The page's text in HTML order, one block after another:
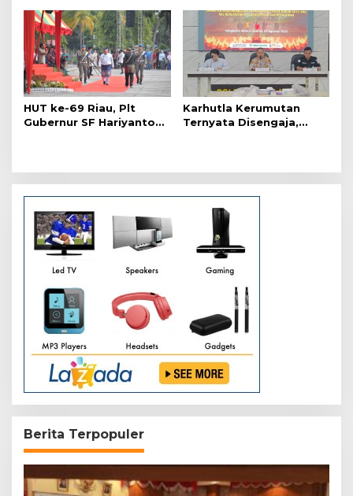
Kemiskinan
HUT ke-69 Riau, Plt
Gubernur SF Hariyanto
Karhutla Kerumutan
Ternyata Disengaja,
Berita Terpopuler